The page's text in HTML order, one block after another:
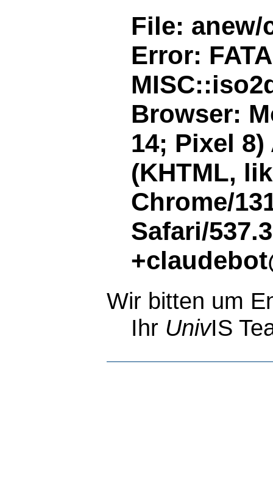
File: anew/
Error:
Browser:
14; Pixel
(KHTML,
Chrome/
Safari/
Wir bitten um
Ihr UnivIS